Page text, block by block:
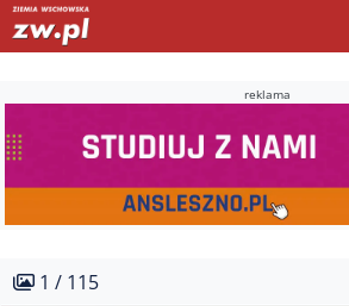
reklama
1 / 115